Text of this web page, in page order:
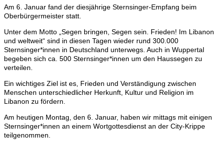
Am 6. Januar fand der diesjährige Sternsinger-Empfang beim
Oberbürgermeister statt.
Unter dem Motto „Segen bringen, Segen sein. Frieden! Im Libanon
und weltweit“ sind in diesen Tagen wieder rund 300.000
Sternsinger*innen in Deutschland unterwegs. Auch in Wuppertal
begeben sich ca. 500 Sternsinger*innen um den Haussegen zu
verteilen.
Ein wichtiges Ziel ist es, Frieden und Verständigung zwischen
Menschen unterschiedlicher Herkunft, Kultur und Religion im
Libanon zu fördern.
Am heutigen Montag, den 6. Januar, haben wir mittags mit einigen
Sternsinger*innen an einem Wortgottesdienst an der City-Krippe
teilgenommen.